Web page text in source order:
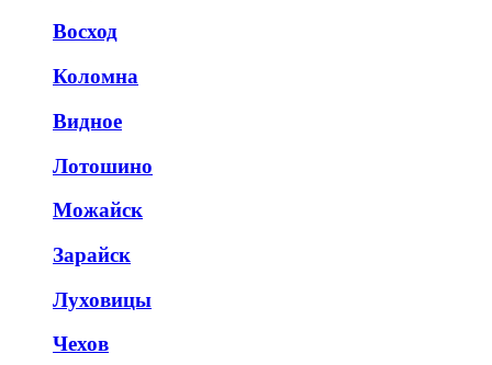
Восход
Коломна
Видное
Лотошино
Можайск
Зарайск
Луховицы
Чехов